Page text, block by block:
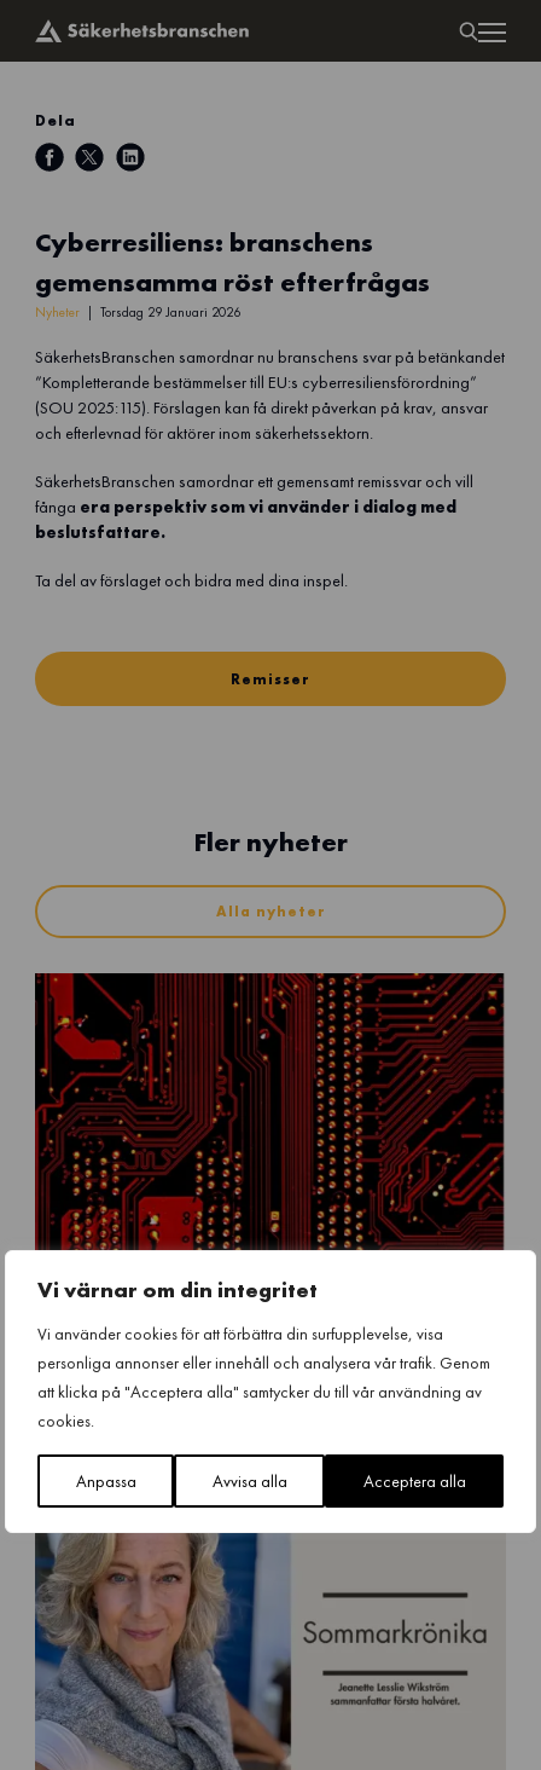
Vi värnar om din integritet
Vi använder cookies för att förbättra din surfupplevelse, visa
personliga annonser eller innehåll och analysera vår trafik. Genom
att klicka på "Acceptera alla" samtycker du till vår användning av
cookies.
Anpassa Avvisa alla Acceptera alla
Dela
Cyberresiliens: branschens
gemensamma röst efterfrågas
Nyheter Torsdag 29 Januari 2026
SäkerhetsBranschen samordnar nu branschens svar på betänkandet
”Kompletterande bestämmelser till EU:s cyberresiliensförordning”
(SOU 2025:115). Förslagen kan få direkt påverkan på krav, ansvar
och efterlevnad för aktörer inom säkerhetssektorn.
SäkerhetsBranschen samordnar ett gemensamt remissvar och vill
fånga era perspektiv som vi använder i dialog med
beslutsfattare.
Ta del av förslaget och bidra med dina inspel.
Remisser
Fler nyheter
Alla nyheter
a
m
n
s
d
e
i
g
n
5
)
Halvledarakten 2.0 – Ett välkommet initiativ
Debatt,Nyheter Torsdag 9 Juli 2026